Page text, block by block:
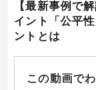
【最新事例で
イント「公平
ントとは
この動画で